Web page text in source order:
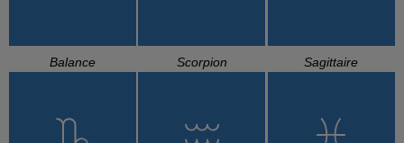
Balance Scorpion Sagittaire